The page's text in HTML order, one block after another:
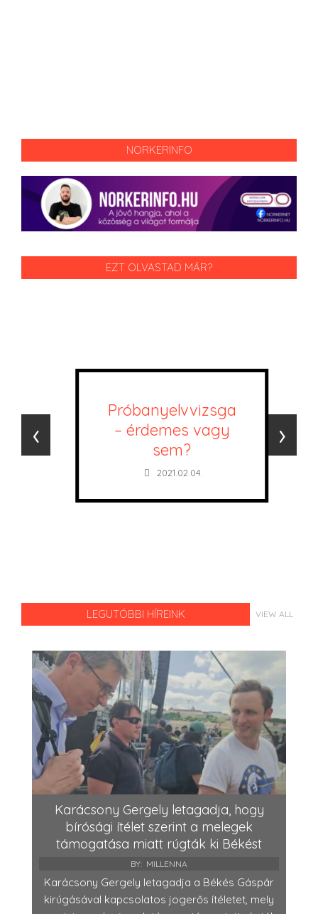
NORKERINFO
EZT OLVASTAD MÁR?
Próbanyelvvizsga
– érdemes vagy
sem?
2021.02.04.
‹ ›
LEGUTÓBBI HÍREINK VIEW ALL
Karácsony Gergely letagadja, hogy
bírósági ítélet szerint a melegek
támogatása miatt rúgták ki Békést
BY: MILLENNA
Karácsony Gergely letagadja a Békés Gáspár
kirúgásával kapcsolatos jogerős ítéletet, mely